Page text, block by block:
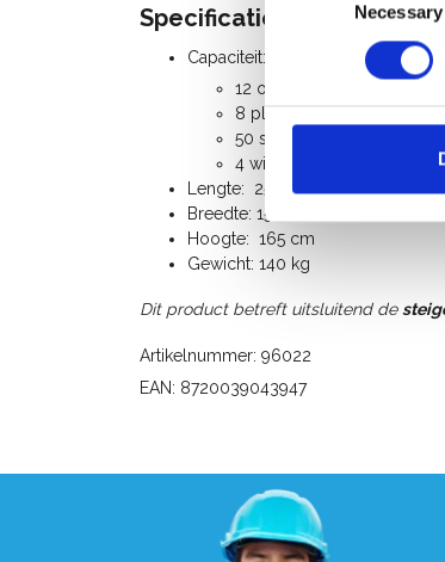
Selection
Necessary
Specificaties
Capaciteit:
12 opbouwframes
8 platformen
50 schoren
4 wielen
Lengte: 250 cm
Breedte: 155 cm
Hoogte: 165 cm
Gewicht: 140 kg
Dit product betreft uitsluitend de
Artikelnummer: 96022
EAN: 8720039043947